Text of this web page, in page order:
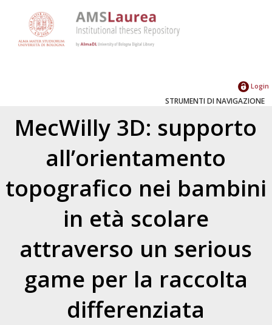
Login
STRUMENTI DI NAVIGAZIONE
MecWilly 3D: supporto
all’orientamento
topografico nei bambini
in età scolare
attraverso un serious
game per la raccolta
differenziata